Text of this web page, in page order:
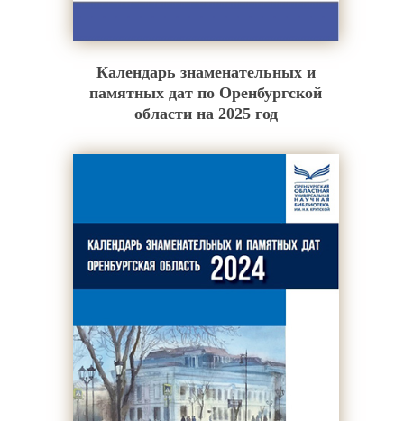
Календарь знаменательных и
памятных дат по Оренбургской
области на 2025 год